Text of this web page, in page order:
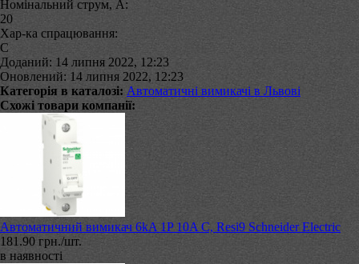
Номінальний струм, А:
20
Хар-ка спрацювання:
C
Доданий: 14 липня 2022, 12:23
Оновлений: 14 липня 2022, 12:23
Категорія в каталозі: Автоматичні вимикачі в Львові
Схожі товари компанії:
Автоматичний вимикач 6kA 1P 10A C, Resi9 Schneider Electric
181.90 грн./шт.
в наявності